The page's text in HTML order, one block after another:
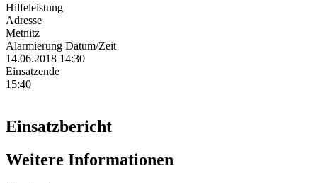
Hilfeleistung
Adresse
Metnitz
Alarmierung Datum/Zeit
14.06.2018 14:30
Einsatzende
15:40
Einsatzbericht
Weitere Informationen